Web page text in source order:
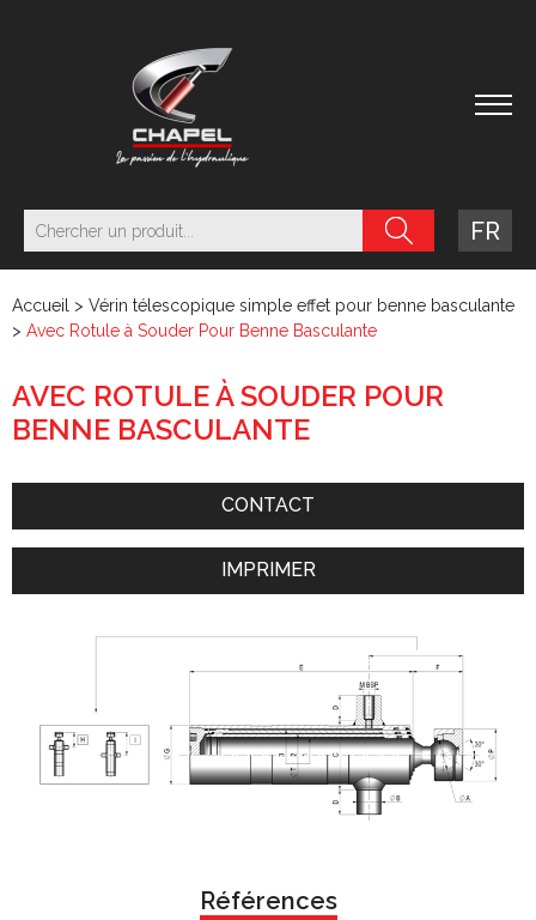
FR
Accueil > Vérin télescopique simple effet pour benne basculante
> Avec Rotule à Souder Pour Benne Basculante
AVEC ROTULE À SOUDER POUR
BENNE BASCULANTE
CONTACT
IMPRIMER
Références